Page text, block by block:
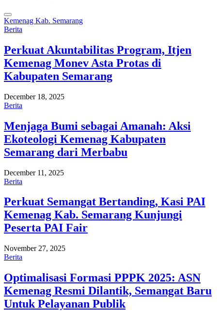
Kemenag Kab. Semarang
Berita
Perkuat Akuntabilitas Program, Itjen
Kemenag Monev Asta Protas di
Kabupaten Semarang
December 18, 2025
Berita
Menjaga Bumi sebagai Amanah: Aksi
Ekoteologi Kemenag Kabupaten
Semarang dari Merbabu
December 11, 2025
Berita
Perkuat Semangat Bertanding, Kasi PAI
Kemenag Kab. Semarang Kunjungi
Peserta PAI Fair
November 27, 2025
Berita
Optimalisasi Formasi PPPK 2025: ASN
Kemenag Resmi Dilantik, Semangat Baru
Untuk Pelayanan Publik